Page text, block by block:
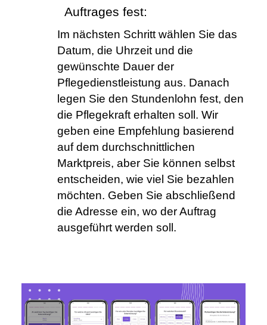
Auftrages fest:
Im nächsten Schritt wählen Sie das
Datum, die Uhrzeit und die
gewünschte Dauer der
Pflegedienstleistung aus. Danach
legen Sie den Stundenlohn fest, den
die Pflegekraft erhalten soll. Wir
geben eine Empfehlung basierend
auf dem durchschnittlichen
Marktpreis, aber Sie können selbst
entscheiden, wie viel Sie bezahlen
möchten. Geben Sie abschließend
die Adresse ein, wo der Auftrag
ausgeführt werden soll.